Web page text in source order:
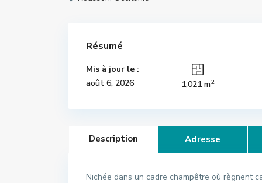
Résumé
Mis à jour le :
août 6, 2026
1,021 m2
Description Adresse
Nichée dans un cadre champêtre où règnent